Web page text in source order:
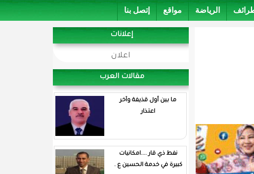
الرياضة مواقع إتصل بنا
إعلانات
اعلان
مقالات العرب
ما بين أول قذيفة وآخر
اعتذار
نفط ذي قار ....امكانيات
كبيرة في خدمة الحسين ع .